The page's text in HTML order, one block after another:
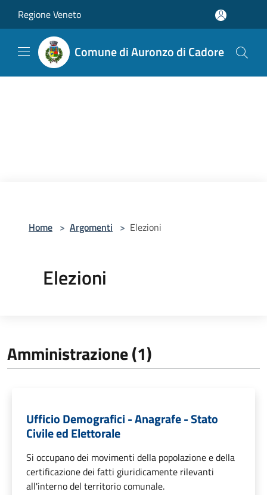
Regione Veneto
Comune di Auronzo di Cadore
Home > Argomenti > Elezioni
Elezioni
Amministrazione (1)
Ufficio Demografici - Anagrafe - Stato
Civile ed Elettorale
Si occupano dei movimenti della popolazione e della
certificazione dei fatti giuridicamente rilevanti
all'interno del territorio comunale.